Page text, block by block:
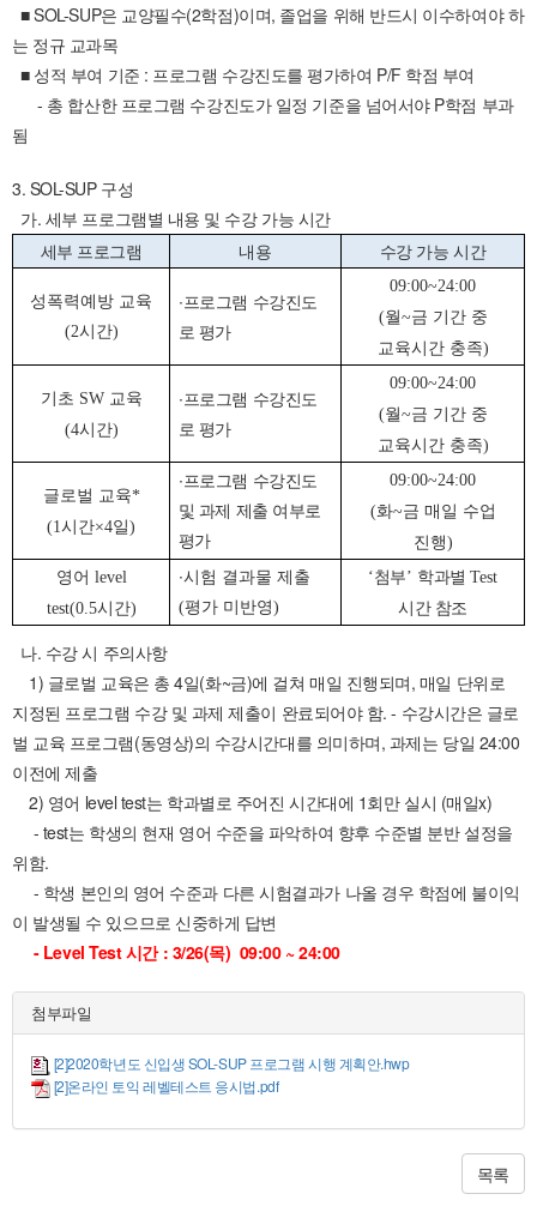
■ SOL-SUP은 교양필수(2학점)이며, 졸업을 위해 반드시 이수하여야 하
는 정규 교과목
■ 성적 부여 기준 : 프로그램 수강진도를 평가하여 P/F 학점 부여
- 총 합산한 프로그램 수강진도가 일정 기준을 넘어서야 P학점 부과
됨
3. SOL-SUP 구성
가. 세부 프로그램별 내용 및 수강 가능 시간
세부 프로그램
내용 수강 가능 시간
성폭력예방 교육
(2시간)
∙프로그램 수강진도
로 평가
09:00~24:00
(월~금 기간 중
교육시간 충족)
기초 SW 교육
(4시간)
∙프로그램 수강진도
로 평가
09:00~24:00
(월~금 기간 중
교육시간 충족)
글로벌 교육*
(1 시간×4일)
∙프로그램 수강진도
및 과제 제출 여부로
평가
09:00~24:00
(화~금 매일 수업
진행)
영어 level
test(0.5시간)
∙시험 결과물 제출
(평가 미반영)
‘첨부’ 학과별Test
시간 참조
나. 수강 시 주의사항
1) 글로벌 교육은 총 4일(화~금)에 걸쳐 매일 진행되며, 매일 단위로
지정된 프로그램 수강 및 과제 제출이 완료되어야 함. - 수강시간은 글로
벌 교육 프로그램(동영상)의 수강시간대를 의미하며, 과제는 당일 24:00
이전에 제출
2) 영어 level test는 학과별로 주어진 시간대에 1회만 실시 (매일x)
- test는 학생의 현재 영어 수준을 파악하여 향후 수준별 분반 설정을
위함.
- 학생 본인의 영어 수준과 다른 시험결과가 나올 경우 학점에 불이익
이 발생될 수 있으므로 신중하게 답변
- Level Test 시간 : 3/26(목) 09:00 ~ 24:00
첨부파일
[2]2020학년도 신입생 SOL-SUP 프로그램 시행 계획안.hwp
[2]온라인 토익 레벨테스트 응시법.pdf
목록